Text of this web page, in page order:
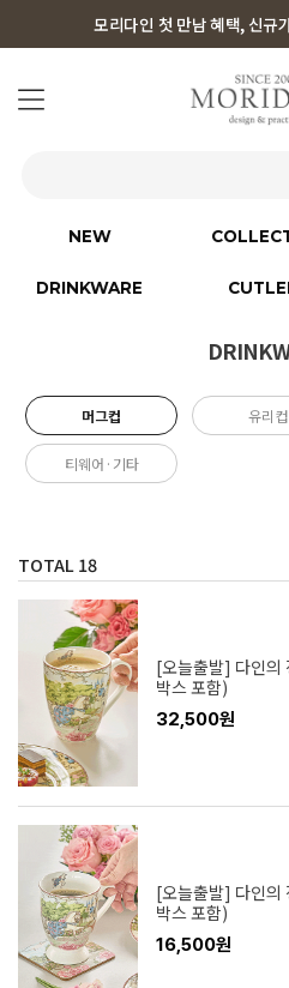
모리다인 첫 만남 혜택, 신규
NEW
DRINKWARE
머그컵 유리컵
티웨어·기타
TOTAL 18
[오늘출발] 다인의
박스 포함)
32,500원
[오늘출발] 다인의
박스 포함)
16,500원